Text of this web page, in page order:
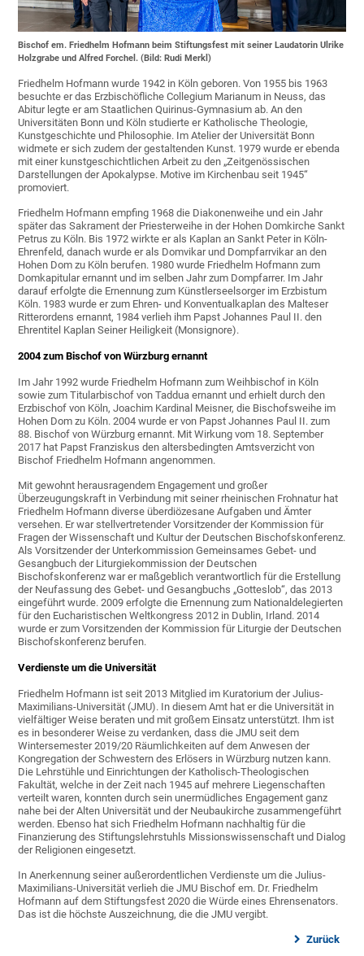
Bischof em. Friedhelm Hofmann beim Stiftungsfest mit seiner Laudatorin Ulrike
Holzgrabe und Alfred Forchel. (Bild: Rudi Merkl)
Friedhelm Hofmann wurde 1942 in Köln geboren. Von 1955 bis 1963
besuchte er das Erzbischöfliche Collegium Marianum in Neuss, das
Abitur legte er am Staatlichen Quirinus-Gymnasium ab. An den
Universitäten Bonn und Köln studierte er Katholische Theologie,
Kunstgeschichte und Philosophie. Im Atelier der Universität Bonn
widmete er sich zudem der gestaltenden Kunst. 1979 wurde er ebenda
mit einer kunstgeschichtlichen Arbeit zu den „Zeitgenössischen
Darstellungen der Apokalypse. Motive im Kirchenbau seit 1945“
promoviert.
Friedhelm Hofmann empfing 1968 die Diakonenweihe und ein Jahr
später das Sakrament der Priesterweihe in der Hohen Domkirche Sankt
Petrus zu Köln. Bis 1972 wirkte er als Kaplan an Sankt Peter in Köln-
Ehrenfeld, danach wurde er als Domvikar und Dompfarrvikar an den
Hohen Dom zu Köln berufen. 1980 wurde Friedhelm Hofmann zum
Domkapitular ernannt und im selben Jahr zum Dompfarrer. Im Jahr
darauf erfolgte die Ernennung zum Künstlerseelsorger im Erzbistum
Köln. 1983 wurde er zum Ehren- und Konventualkaplan des Malteser
Ritterordens ernannt, 1984 verlieh ihm Papst Johannes Paul II. den
Ehrentitel Kaplan Seiner Heiligkeit (Monsignore).
2004 zum Bischof von Würzburg ernannt
Im Jahr 1992 wurde Friedhelm Hofmann zum Weihbischof in Köln
sowie zum Titularbischof von Taddua ernannt und erhielt durch den
Erzbischof von Köln, Joachim Kardinal Meisner, die Bischofsweihe im
Hohen Dom zu Köln. 2004 wurde er von Papst Johannes Paul II. zum
88. Bischof von Würzburg ernannt. Mit Wirkung vom 18. September
2017 hat Papst Franziskus den altersbedingten Amtsverzicht von
Bischof Friedhelm Hofmann angenommen.
Mit gewohnt herausragendem Engagement und großer
Überzeugungskraft in Verbindung mit seiner rheinischen Frohnatur hat
Friedhelm Hofmann diverse überdiözesane Aufgaben und Ämter
versehen. Er war stellvertretender Vorsitzender der Kommission für
Fragen der Wissenschaft und Kultur der Deutschen Bischofskonferenz.
Als Vorsitzender der Unterkommission Gemeinsames Gebet- und
Gesangbuch der Liturgiekommission der Deutschen
Bischofskonferenz war er maßgeblich verantwortlich für die Erstellung
der Neufassung des Gebet- und Gesangbuchs „Gotteslob“, das 2013
eingeführt wurde. 2009 erfolgte die Ernennung zum Nationaldelegierten
für den Eucharistischen Weltkongress 2012 in Dublin, Irland. 2014
wurde er zum Vorsitzenden der Kommission für Liturgie der Deutschen
Bischofskonferenz berufen.
Verdienste um die Universität
Friedhelm Hofmann ist seit 2013 Mitglied im Kuratorium der Julius-
Maximilians-Universität (JMU). In diesem Amt hat er die Universität in
vielfältiger Weise beraten und mit großem Einsatz unterstützt. Ihm ist
es in besonderer Weise zu verdanken, dass die JMU seit dem
Wintersemester 2019/20 Räumlichkeiten auf dem Anwesen der
Kongregation der Schwestern des Erlösers in Würzburg nutzen kann.
Die Lehrstühle und Einrichtungen der Katholisch-Theologischen
Fakultät, welche in der Zeit nach 1945 auf mehrere Liegenschaften
verteilt waren, konnten durch sein unermüdliches Engagement ganz
nahe bei der Alten Universität und der Neubaukirche zusammengeführt
werden. Ebenso hat sich Friedhelm Hofmann nachhaltig für die
Finanzierung des Stiftungslehrstuhls Missionswissenschaft und Dialog
der Religionen eingesetzt.
In Anerkennung seiner außerordentlichen Verdienste um die Julius-
Maximilians-Universität verlieh die JMU Bischof em. Dr. Friedhelm
Hofmann auf dem Stiftungsfest 2020 die Würde eines Ehrensenators.
Das ist die höchste Auszeichnung, die die JMU vergibt.
Zurück